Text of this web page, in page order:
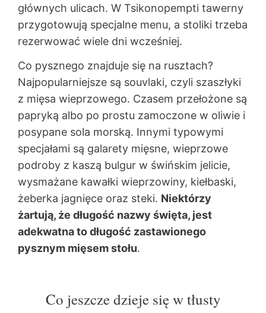
głównych ulicach. W Tsikonopempti tawerny
przygotowują specjalne menu, a stoliki trzeba
rezerwować wiele dni wcześniej.
Co pysznego znajduje się na rusztach?
Najpopularniejsze są souvlaki, czyli szaszłyki
z mięsa wieprzowego. Czasem przełożone są
papryką albo po prostu zamoczone w oliwie i
posypane sola morską. Innymi typowymi
specjałami są galarety mięsne, wieprzowe
podroby z kaszą bulgur w świńskim jelicie,
wysmażane kawałki wieprzowiny, kiełbaski,
żeberka jagnięce oraz steki. Niektórzy
żartują, że długość nazwy święta, jest
adekwatna to długość zastawionego
pysznym mięsem stołu.
Co jeszcze dzieje się w tłusty